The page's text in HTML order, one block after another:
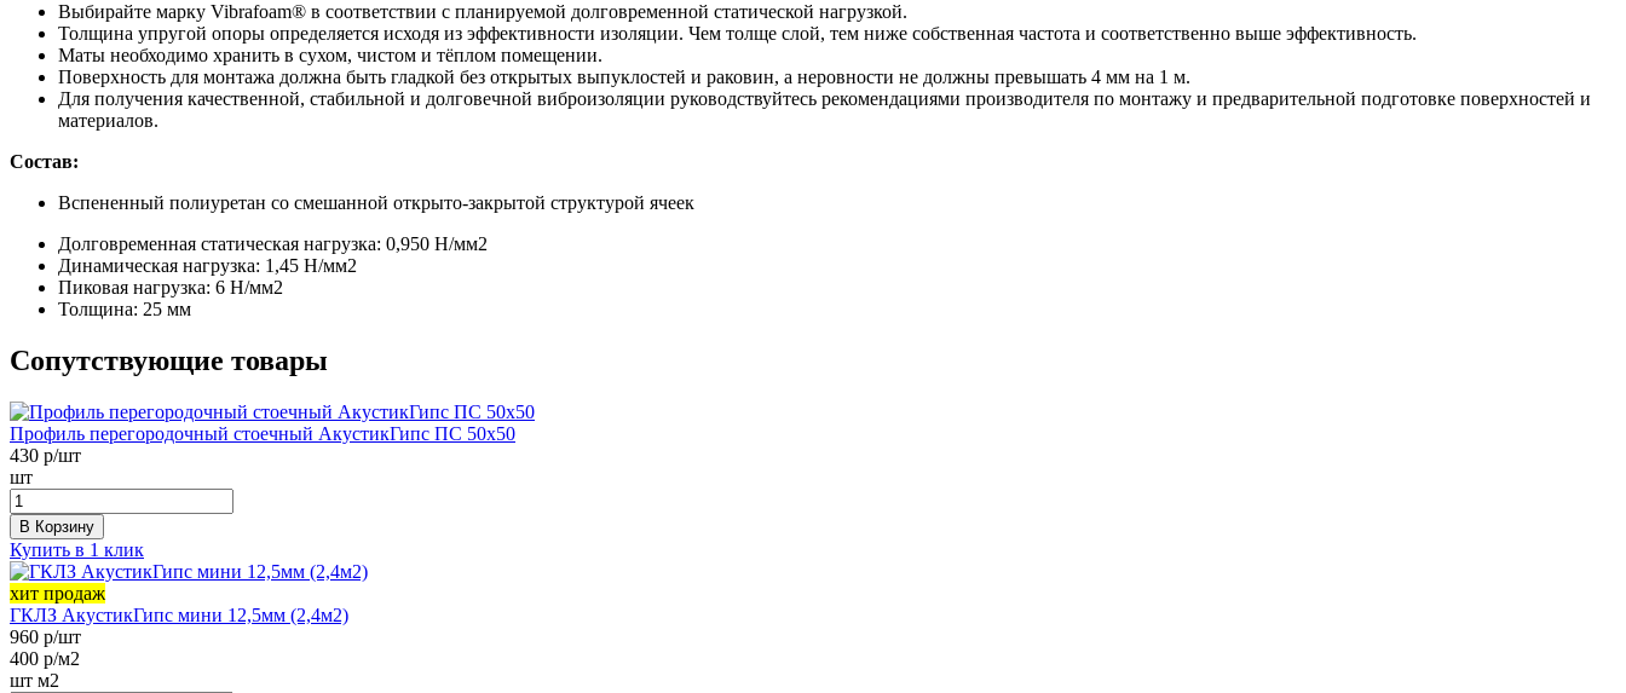
Выбирайте марку Vibrafoam® в соответствии с планируемой долговременной статической нагрузкой.
Толщина упругой опоры определяется исходя из эффективности изоляции. Чем толще слой, тем ниже собственная частота и соответственно выше эффективность.
Маты необходимо хранить в сухом, чистом и тёплом помещении.
Поверхность для монтажа должна быть гладкой без открытых выпуклостей и раковин, а неровности не должны превышать 4 мм на 1 м.
Для получения качественной, стабильной и долговечной виброизоляции руководствуйтесь рекомендациями производителя по монтажу и предварительной подготовке поверхностей и
материалов.
Состав:
Вспененный полиуретан со смешанной открыто-закрытой структурой ячеек
Долговременная статическая нагрузка: 0,950 Н/мм2
Динамическая нагрузка: 1,45 Н/мм2
Пиковая нагрузка: 6 Н/мм2
Толщина: 25 мм
Сопутствующие товары
Профиль перегородочный стоечный АкустикГипс ПС 50х50
430 р/шт
шт
В Корзину
Купить в 1 клик
хит продаж
ГКЛЗ АкустикГипс мини 12,5мм (2,4м2)
960 р/шт
400 р/м2
шт м2